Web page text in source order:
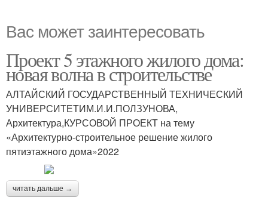
Вас может заинтересовать
Проект 5 этажного жилого дома:
новая волна в строительстве
АЛТАЙСКИЙ ГОСУДАРСТВЕННЫЙ ТЕХНИЧЕСКИЙ
УНИВЕРСИТЕТИМ.И.И.ПОЛЗУНОВА,
Архитектура,КУРСОВОЙ ПРОЕКТ на тему
«Архитектурно-строительное решение жилого
пятиэтажного дома»2022
читать дальше →